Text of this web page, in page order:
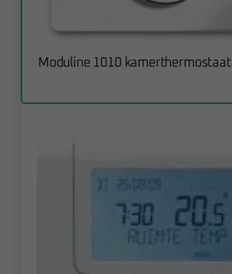
Moduline 1010 kamerthermostaat